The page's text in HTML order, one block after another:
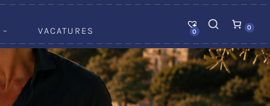
VACATURES 0 0